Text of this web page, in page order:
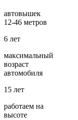
автовышек
12-46 метров
6 лет
максимальный
возраст
автомобиля
15 лет
работаем на
высоте